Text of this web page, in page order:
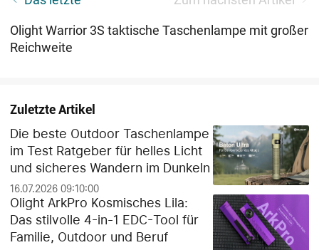
Olight Warrior 3S taktische Taschenlampe mit großer
Reichweite
Zuletzte Artikel
Die beste Outdoor Taschenlampe
im Test Ratgeber für helles Licht
und sicheres Wandern im Dunkeln
16.07.2026 09:10:00
Olight ArkPro Kosmisches Lila:
Das stilvolle 4-in-1 EDC-Tool für
Familie, Outdoor und Beruf